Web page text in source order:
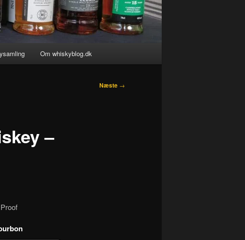
Om whiskyblog.dk
Næste →
–